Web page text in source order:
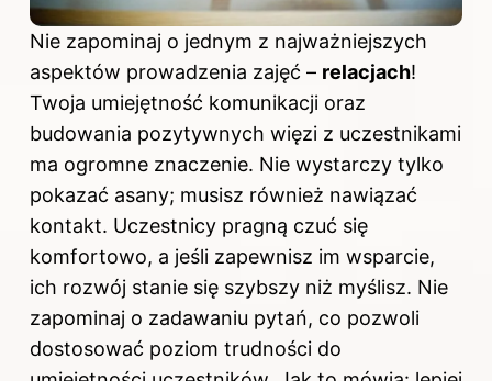
Nie zapominaj o jednym z najważniejszych
aspektów prowadzenia zajęć – relacjach!
Twoja umiejętność komunikacji oraz
budowania pozytywnych więzi z uczestnikami
ma ogromne znaczenie. Nie wystarczy tylko
pokazać asany; musisz również nawiązać
kontakt. Uczestnicy pragną czuć się
komfortowo, a jeśli zapewnisz im wsparcie,
ich rozwój stanie się szybszy niż myślisz. Nie
zapominaj o zadawaniu pytań, co pozwoli
dostosować poziom trudności do